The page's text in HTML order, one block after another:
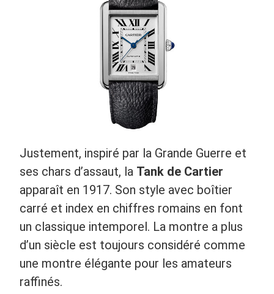
Justement, inspiré par la Grande Guerre et
ses chars d’assaut, la Tank de Cartier
apparaît en 1917. Son style avec boîtier
carré et index en chiffres romains en font
un classique intemporel. La montre a plus
d’un siècle est toujours considéré comme
une montre élégante pour les amateurs
raffinés.